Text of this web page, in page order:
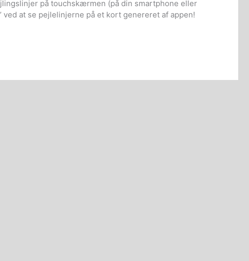
på touchskærmen (på din smartphone eller
ved at se pejlelinjerne på et kort genereret af appen!